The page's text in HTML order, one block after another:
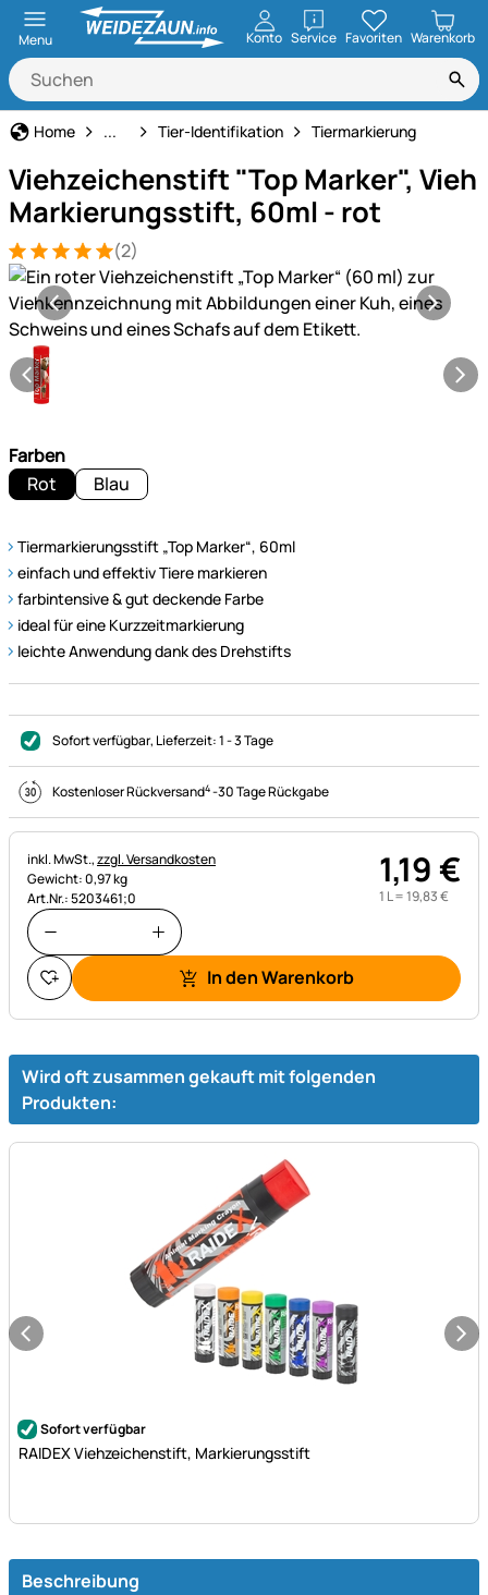
Menu Konto ServiceöffnenFavoriten Warenkorb
Home Tierbedarf
... Tier-Identifikation Tiermarkierung
Viehzeichenstift "Top Marker", Vieh
Markierungsstift, 60ml - rot
Bewertung: 5 von 5 (2 Bewertungen)
2 Bewertungen
(2)
Produktgalerie
Farben
Rot
Blau
Tiermarkierungsstift „Top Marker“, 60ml
einfach und effektiv Tiere markieren
farbintensive & gut deckende Farbe
ideal für eine Kurzzeitmarkierung
leichte Anwendung dank des Drehstifts
Sofort verfügbar, Lieferzeit:1 - 3 Tage
Kostenloser Rückversand4-30 Tage Rückgabe
Steuerhinweis:
inkl. MwSt.,zzgl. Versandkosten
Gewicht: 0,97 kg
Art.Nr.: 5203461;0
1,19€
1 L =19,83€
In den Warenkorb
Wird oft zusammen gekauft mit folgenden
Produkten:
Noch keine Bewertungen abgegeben
Sofort verfügbar
RAIDEX Viehzeichenstift, Markierungsstift
Beschreibung